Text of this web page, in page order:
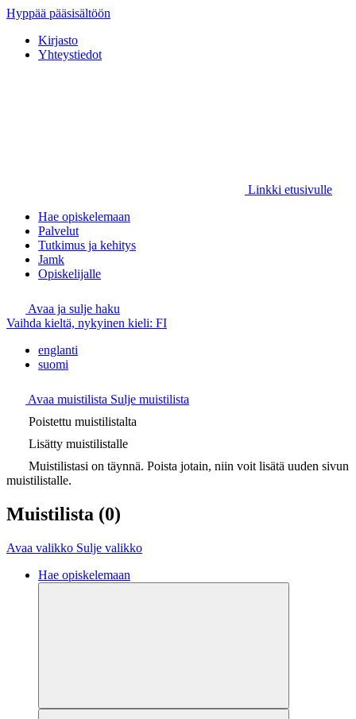
Hyppää pääsisältöön
Kirjasto
Yhteystiedot
Linkki etusivulle
Hae opiskelemaan
Palvelut
Tutkimus ja kehitys
Jamk
Opiskelijalle
Avaa ja sulje haku
Vaihda kieltä, nykyinen kieli: FI
englanti
suomi
Avaa muistilista Sulje muistilista
Poistettu muistilistalta
Lisätty muistilistalle
Muistilistasi on täynnä. Poista jotain, niin voit lisätä uuden sivun
muistilistalle.
Muistilista (0)
Avaa valikko Sulje valikko
Hae opiskelemaan